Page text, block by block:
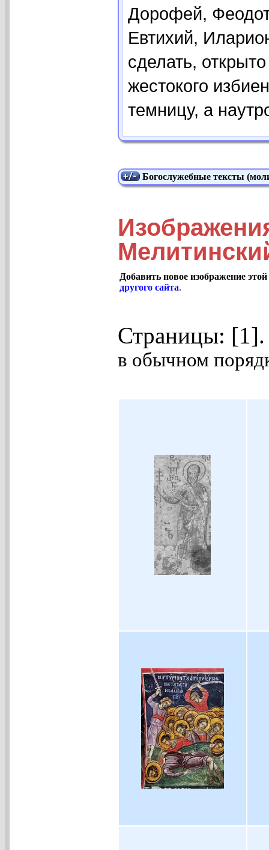
Дорофей,
Евтихий,
сделать,
жестокого
темницу, а
Богослужебные тексты
Добавить новое изображение
другого сайта.
Страницы:
в обычном